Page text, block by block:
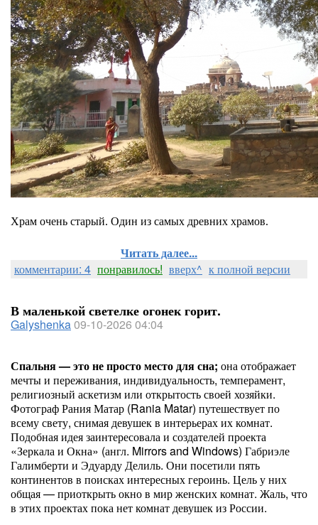
Храм очень старый. Один из самых древних храмов.
Читать далее...
комментарии: 4 понравилось! вверх^ к полной версии
В маленькой светелке огонек горит.
Galyshenka09-10-2026 04:04
Спальня — это не просто место для сна; она отображает
мечты и переживания, индивидуальность, темперамент,
религиозный аскетизм или открытость своей хозяйки.
Фотограф Рания Матар (Rania Matar) путешествует по
всему свету, снимая девушек в интерьерах их комнат.
Подобная идея заинтересовала и создателей проекта
«Зеркала и Окна» (англ. Mirrors and Windows) Габриэле
Галимберти и Эдуарду Делиль. Они посетили пять
континентов в поисках интересных героинь. Цель у них
общая — приоткрыть окно в мир женских комнат. Жаль, что
в этих проектах пока нет комнат девушек из России.